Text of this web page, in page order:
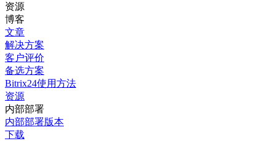
资源
博客
文章
解决方案
客户评价
备选方案
Bitrix24使用方法
资源
内部部署
内部部署版本
下载